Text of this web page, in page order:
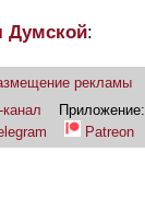
Думской:
рекламы
Приложение:
Patreon